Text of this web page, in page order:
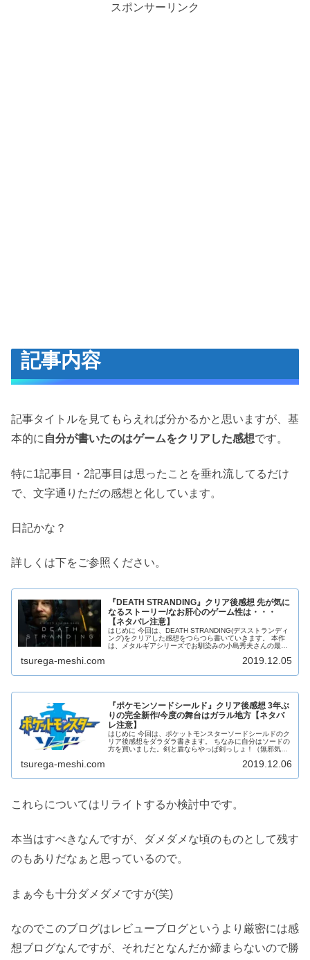
スポンサーリンク
記事内容
記事タイトルを見てもらえれば分かるかと思いますが、基
本的に 自分が書いたのはゲームをクリアした感想です。
特に1記事目・2記事目は思ったことを垂れ流してるだけ
で、文字通りただの感想と化しています。
日記かな？
詳しくは下をご参照ください。
『DEATH STRANDING』クリア後感想 先が気に
なるストーリー/なお肝心のゲーム性は・・・
【ネタバレ注意】
はじめに 今回は、DEATH STRANDING(デスストランディ
ング)をクリアした感想をつらつら書いていきます。 本作
は、メタルギアシリーズでお馴染みの小島秀夫さんの最新
tsurega-meshi.com 2019.12.05
『ポケモンソードシールド』クリア後感想 3年ぶ
りの完全新作/今度の舞台はガラル地方【ネタバ
レ注意】
はじめに 今回は、ポケットモンスターソードシールドのク
リア後感想をダラダラ書きます。 ちなみに自分はソードの
方を買いました。剣と盾ならやっぱ剣っしょ！（無邪気）
tsurega-meshi.com 2019.12.06
これらについてはリライトするか検討中です。
本当はすべきなんですが、ダメダメな頃のものとして残す
のもありだなぁと思っているので。
まぁ今も十分ダメダメですが(笑)
なのでこのブログはレビューブログというより厳密には感
想ブログなんですが、それだとなんだか締まらないので勝